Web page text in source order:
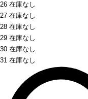
26 在庫なし
27 在庫なし
28 在庫なし
29 在庫なし
30 在庫なし
31 在庫なし